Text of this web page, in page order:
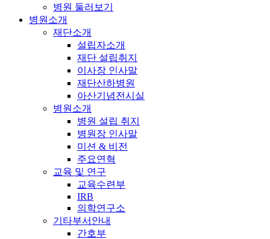
병원 둘러보기
병원소개
재단소개
설립자소개
재단 설립취지
이사장 인사말
재단산하병원
아산기념전시실
병원소개
병원 설립 취지
병원장 인사말
미션 & 비전
주요연혁
교육 및 연구
교육수련부
IRB
의학연구소
기타부서안내
간호부